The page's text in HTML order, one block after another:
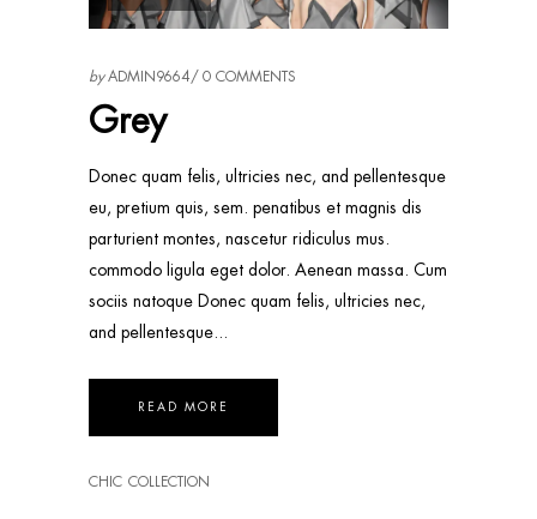
byADMIN9664 0 COMMENTS
Grey
Donec quam felis, ultricies nec, and pellentesque
eu, pretium quis, sem. penatibus et magnis dis
parturient montes, nascetur ridiculus mus.
commodo ligula eget dolor. Aenean massa. Cum
sociis natoque Donec quam felis, ultricies nec,
and pellentesque
READ MORE
CHIC COLLECTION